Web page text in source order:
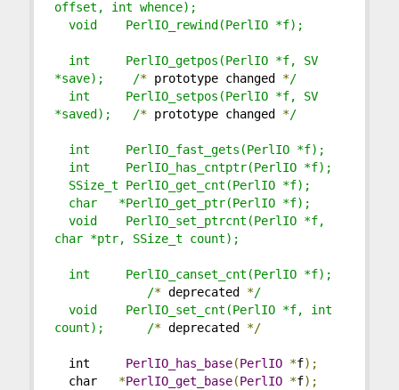
offset, int whence);
void    PerlIO_rewind(PerlIO *f);
int     PerlIO_getpos(PerlIO *f, SV
*save);    /* prototype changed */
int     PerlIO_setpos(PerlIO *f, SV
*saved);   /* prototype changed */
int     PerlIO_fast_gets(PerlIO *f);
int     PerlIO_has_cntptr(PerlIO *f);
SSize_t PerlIO_get_cnt(PerlIO *f);
char   *PerlIO_get_ptr(PerlIO *f);
void    PerlIO_set_ptrcnt(PerlIO *f,
char *ptr, SSize_t count);
int     PerlIO_canset_cnt(PerlIO *f);
/* deprecated */
void    PerlIO_set_cnt(PerlIO *f, int
count);      /* deprecated */
int PerlIO_has_base(PerlIO *f);
char *PerlIO_get_base(PerlIO *f);